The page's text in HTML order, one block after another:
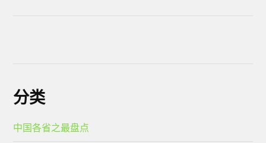
分类
中国各省之最盘点